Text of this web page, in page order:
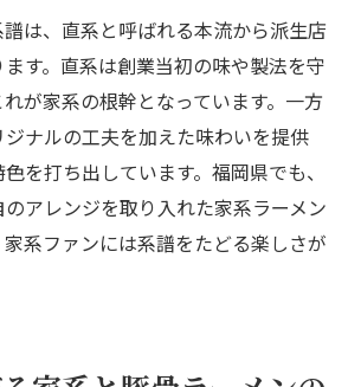
は、直系と呼ばれる本流から派生店
す。直系は創業当初の味や製法を守
が家系の根幹となっています。一方
ナルの工夫を加えた味わいを提供
を打ち出しています。福岡県でも、
アレンジを取り入れた家系ラーメン
系ファンには系譜をたどる楽しさが